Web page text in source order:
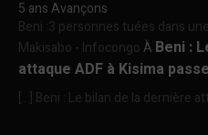
5 ans Avançons
Beni :3 personnes tuées dans
Makisabo - InfocongoÀ Beni :
attaque ADF à Kisima
[…] Beni : Le bilan de la dernière